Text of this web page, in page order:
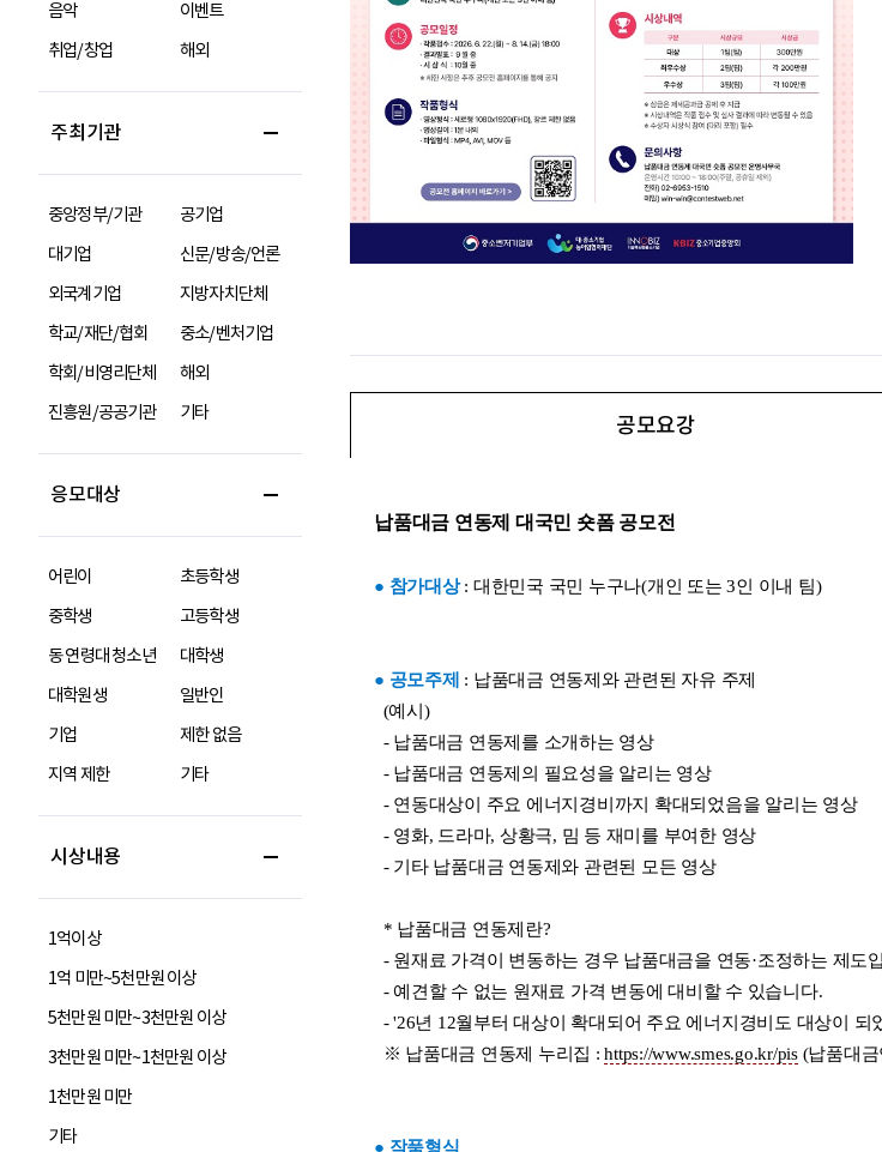
음악
이벤트
취업/창업
해외
주최기관
중앙정부/기관
공기업
대기업
신문/방송/언론
외국계기업
지방자치단체
학교/재단/협회
중소/벤처기업
학회/비영리단체
해외
진흥원/공공기관
기타
응모대상
어린이
초등학생
중학생
고등학생
동 연령대 청소년
대학생
대학원생
일반인
기업
제한 없음
지역 제한
기타
시상내용
1억이상
1억 미만~5천만원 이상
5천만원 미만~3천만원 이상
3천만원 미만~1천만원 이상
1천만원 미만
기타
공모요강